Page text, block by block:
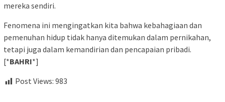
mereka sendiri.
Fenomena ini mengingatkan kita bahwa kebahagiaan dan
pemenuhan hidup tidak hanya ditemukan dalam pernikahan,
tetapi juga dalam kemandirian dan pencapaian pribadi.
[*BAHRI*]
Post Views: 983